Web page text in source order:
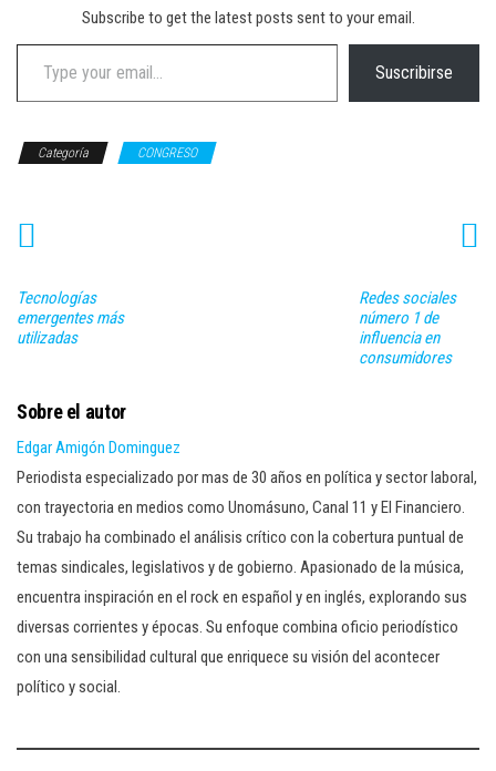
Subscribe to get the latest posts sent to your email.
Type your email…
Suscribirse
Categoría CONGRESO
Tecnologías
emergentes más
utilizadas
Redes sociales
número 1 de
influencia en
consumidores
Sobre el autor
Edgar Amigón Dominguez
Periodista especializado por mas de 30 años en política y sector laboral,
con trayectoria en medios como Unomásuno, Canal 11 y El Financiero.
Su trabajo ha combinado el análisis crítico con la cobertura puntual de
temas sindicales, legislativos y de gobierno. Apasionado de la música,
encuentra inspiración en el rock en español y en inglés, explorando sus
diversas corrientes y épocas. Su enfoque combina oficio periodístico
con una sensibilidad cultural que enriquece su visión del acontecer
político y social.